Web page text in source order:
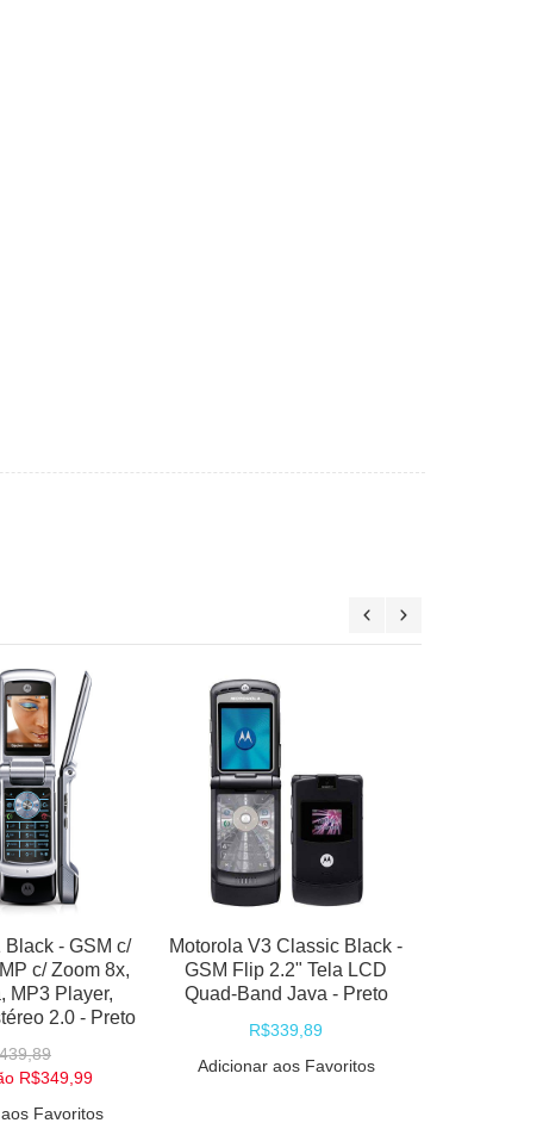
Motorola V3i Grey Graffiti -
GSM Flip 2.2" Tela LCD
Quad-Band Java -
Motorola V3i Black - GSM
Flip 2.2" Tela LCD Quad-
Band Java - Preto
Adicionar aos Favoritos